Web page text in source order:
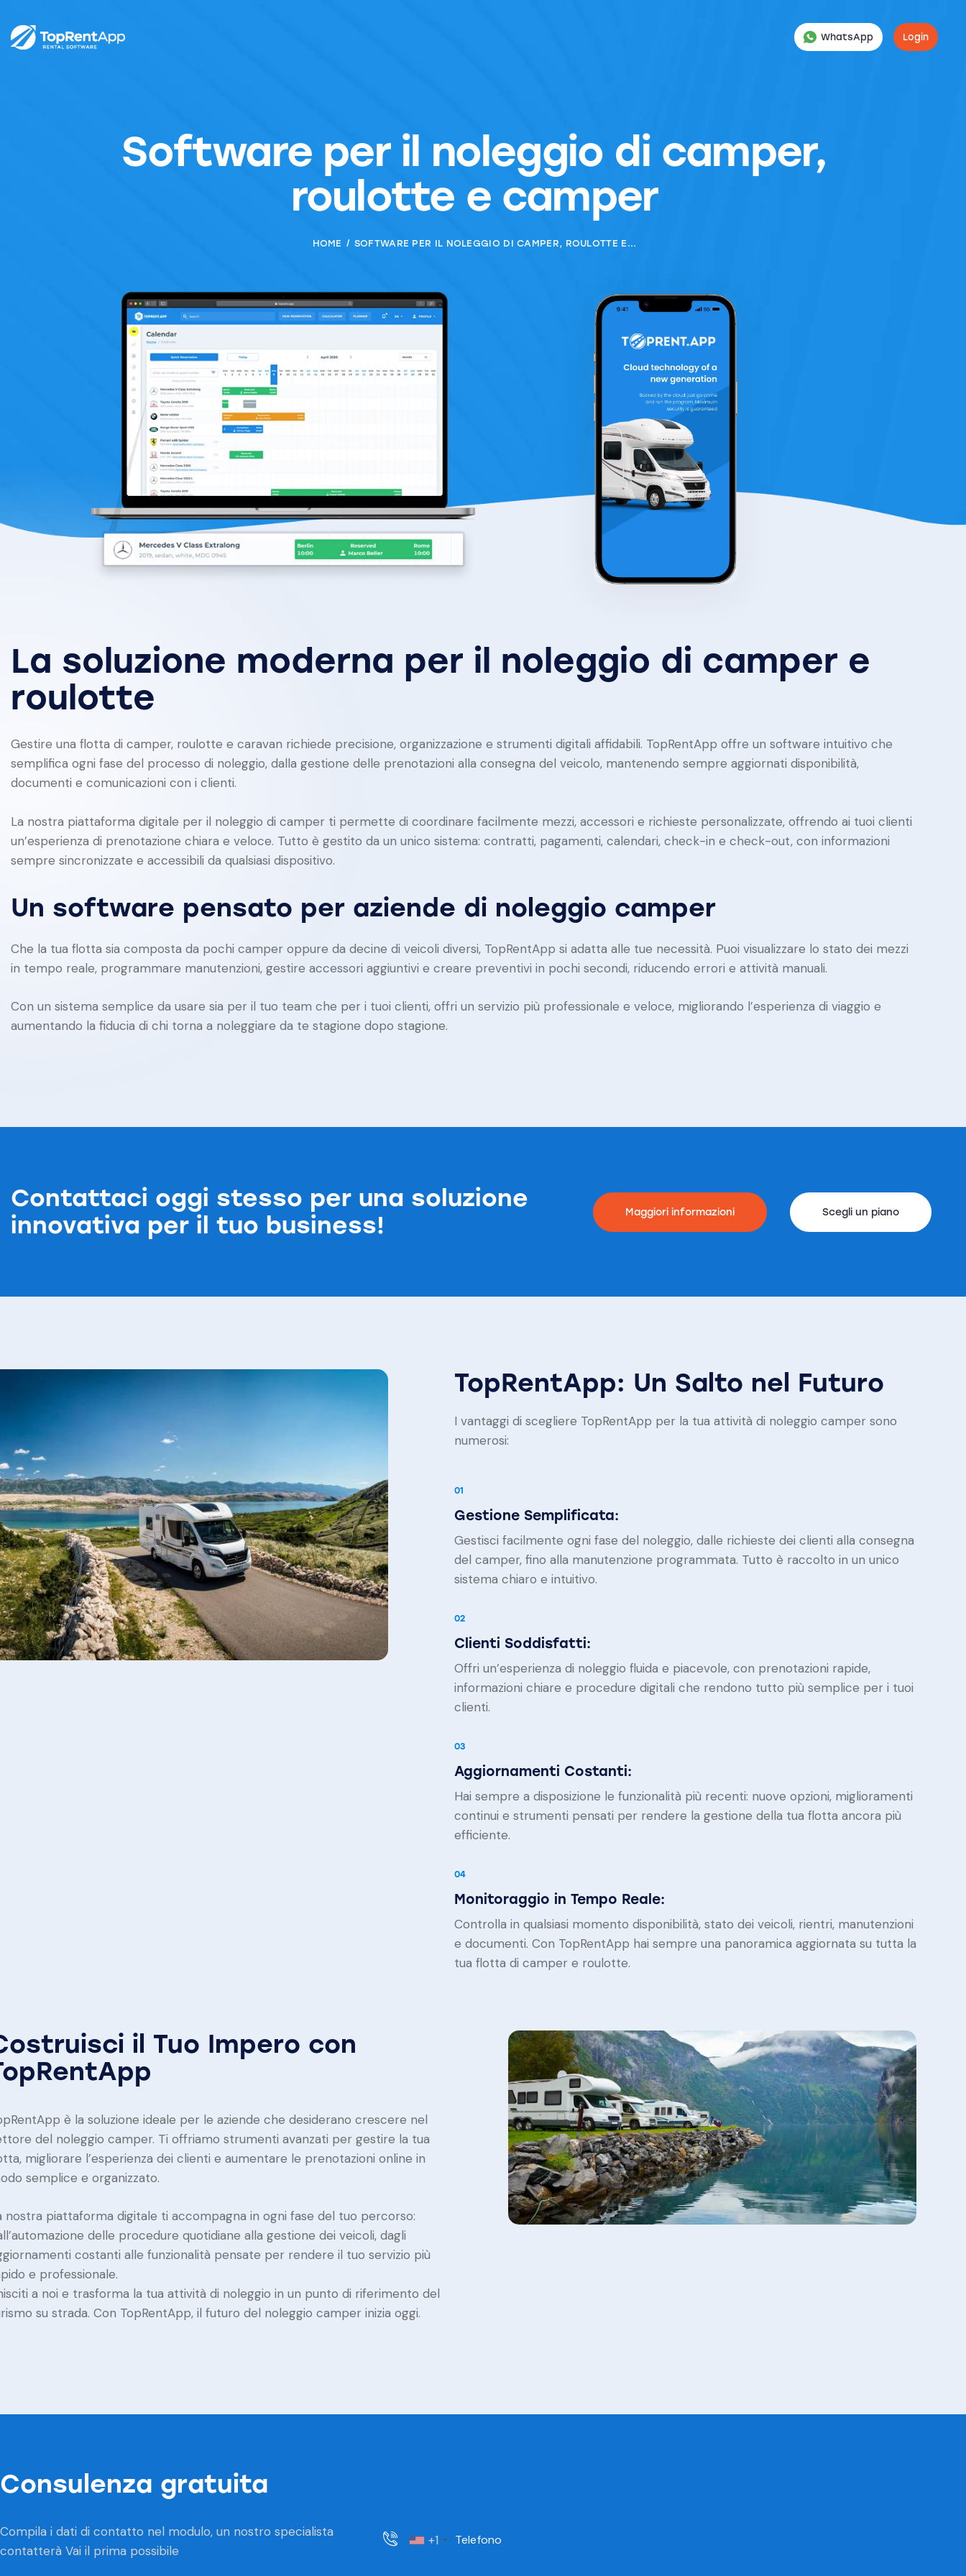
WhatsApp Login
Software per il noleggio di camper,
roulotte e camper
HOME SOFTWARE PER IL NOLEGGIO DI CAMPER, ROULOTTE E...
La soluzione moderna per il noleggio di camper e
roulotte
Gestire una flotta di camper, roulotte e caravan richiede precisione, organizzazione e strumenti digitali affidabili. TopRentApp offre un software intuitivo che
semplifica ogni fase del processo di noleggio, dalla gestione delle prenotazioni alla consegna del veicolo, mantenendo sempre aggiornati disponibilità,
documenti e comunicazioni con i clienti.
La nostra piattaforma digitale per il noleggio di camper ti permette di coordinare facilmente mezzi, accessori e richieste personalizzate, offrendo ai tuoi clienti
un’esperienza di prenotazione chiara e veloce. Tutto è gestito da un unico sistema: contratti, pagamenti, calendari, check-in e check-out, con informazioni
sempre sincronizzate e accessibili da qualsiasi dispositivo.
Un software pensato per aziende di noleggio camper
Che la tua flotta sia composta da pochi camper oppure da decine di veicoli diversi, TopRentApp si adatta alle tue necessità. Puoi visualizzare lo stato dei mezzi
in tempo reale, programmare manutenzioni, gestire accessori aggiuntivi e creare preventivi in pochi secondi, riducendo errori e attività manuali.
Con un sistema semplice da usare sia per il tuo team che per i tuoi clienti, offri un servizio più professionale e veloce, migliorando l’esperienza di viaggio e
aumentando la fiducia di chi torna a noleggiare da te stagione dopo stagione.
Contattaci oggi stesso per una soluzione
innovativa per il tuo business!
Maggiori informazioni Scegli un piano
TopRentApp: Un Salto nel Futuro
I vantaggi di scegliere TopRentApp per la tua attività di noleggio camper sono
numerosi:
01
Gestione Semplificata:
Gestisci facilmente ogni fase del noleggio, dalle richieste dei clienti alla consegna
del camper, fino alla manutenzione programmata. Tutto è raccolto in un unico
sistema chiaro e intuitivo.
02
Clienti Soddisfatti:
Offri un’esperienza di noleggio fluida e piacevole, con prenotazioni rapide,
informazioni chiare e procedure digitali che rendono tutto più semplice per i tuoi
clienti.
03
Aggiornamenti Costanti:
Hai sempre a disposizione le funzionalità più recenti: nuove opzioni, miglioramenti
continui e strumenti pensati per rendere la gestione della tua flotta ancora più
efficiente.
04
Monitoraggio in Tempo Reale:
Controlla in qualsiasi momento disponibilità, stato dei veicoli, rientri, manutenzioni
e documenti. Con TopRentApp hai sempre una panoramica aggiornata su tutta la
tua flotta di camper e roulotte.
il Tuo Impero con
è la soluzione ideale per le aziende che desiderano crescere nel
del noleggio camper. Ti offriamo strumenti avanzati per gestire la tua
migliorare l’esperienza dei clienti e aumentare le prenotazioni online in
semplice e organizzato.
nostra piattaforma digitale ti accompagna in ogni fase del tuo percorso:
delle procedure quotidiane alla gestione dei veicoli, dagli
costanti alle funzionalità pensate per rendere il tuo servizio più
e professionale.
a noi e trasforma la tua attività di noleggio in un punto di riferimento del
su strada. Con TopRentApp, il futuro del noleggio camper inizia oggi.
Consulenza gratuita
Compila i dati di contatto nel modulo, un nostro specialista
contatterà Vai il prima possibile
+1